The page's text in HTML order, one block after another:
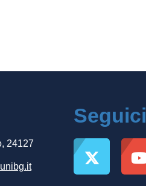
24127
Seguici